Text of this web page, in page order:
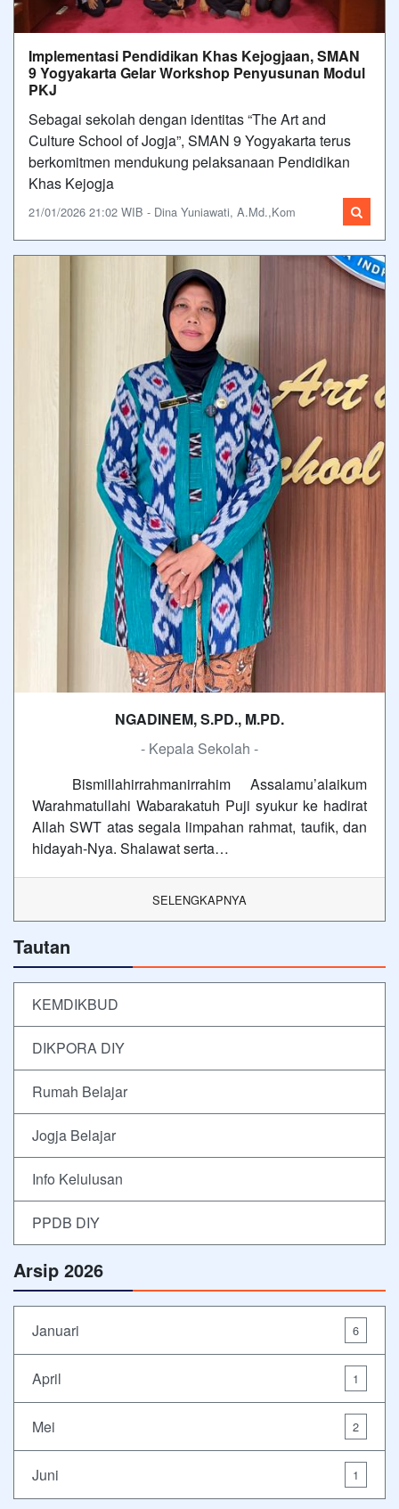
Implementasi Pendidikan Khas Kejogjaan, SMAN
9 Yogyakarta Gelar Workshop Penyusunan Modul
PKJ
Sebagai sekolah dengan identitas “The Art and
Culture School of Jogja”, SMAN 9 Yogyakarta terus
berkomitmen mendukung pelaksanaan Pendidikan
Khas Kejogja
21/01/2026 21:02 WIB - Dina Yuniawati, A.Md.,Kom
NGADINEM, S.PD., M.PD.
- Kepala Sekolah -
Bismillahirrahmanirrahim Assalamu’alaikum
Warahmatullahi Wabarakatuh Puji syukur ke hadirat
Allah SWT atas segala limpahan rahmat, taufik, dan
hidayah-Nya. Shalawat serta…
SELENGKAPNYA
Tautan
KEMDIKBUD
DIKPORA DIY
Rumah Belajar
Jogja Belajar
Info Kelulusan
PPDB DIY
Arsip 2026
Januari 6
April 1
Mei 2
Juni 1